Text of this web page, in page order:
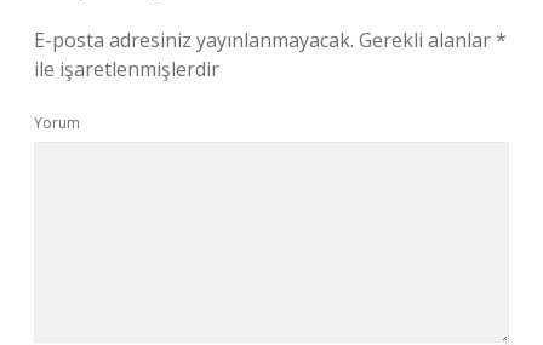
E-posta adresiniz yayınlanmayacak. Gerekli alanlar*
ile işaretlenmişlerdir
Yorum